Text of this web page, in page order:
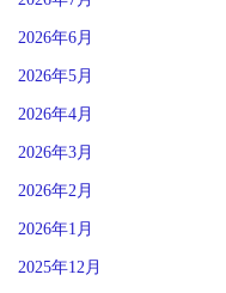
2026年6月
2026年5月
2026年4月
2026年3月
2026年2月
2026年1月
2025年12月